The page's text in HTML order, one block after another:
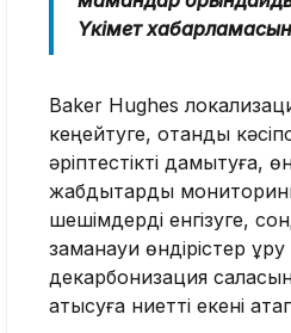
Үкімет
Baker Hughes
кеңейтуге, отандық
әріптестікті дамытуға,
жабдықтарды
шешімдерді енгізуге,
заманауи өндірістер
декарбонизация
қатысуға ниетті екені